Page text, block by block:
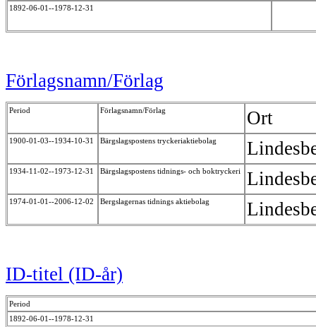
1892-06-01--1978-12-31
Förlagsnamn/Förlag
Period Förlagsnamn/Förlag Ort
1900-01-03--1934-10-31 Bärgslagspostens tryckeriaktiebolag
1934-11-02--1973-12-31 Bärgslagspostens tidnings- och boktryckeri
1974-01-01--2006-12-02 Bergslagernas tidnings aktiebolag
ID-titel (ID-år)
Period
1892-06-01--1978-12-31